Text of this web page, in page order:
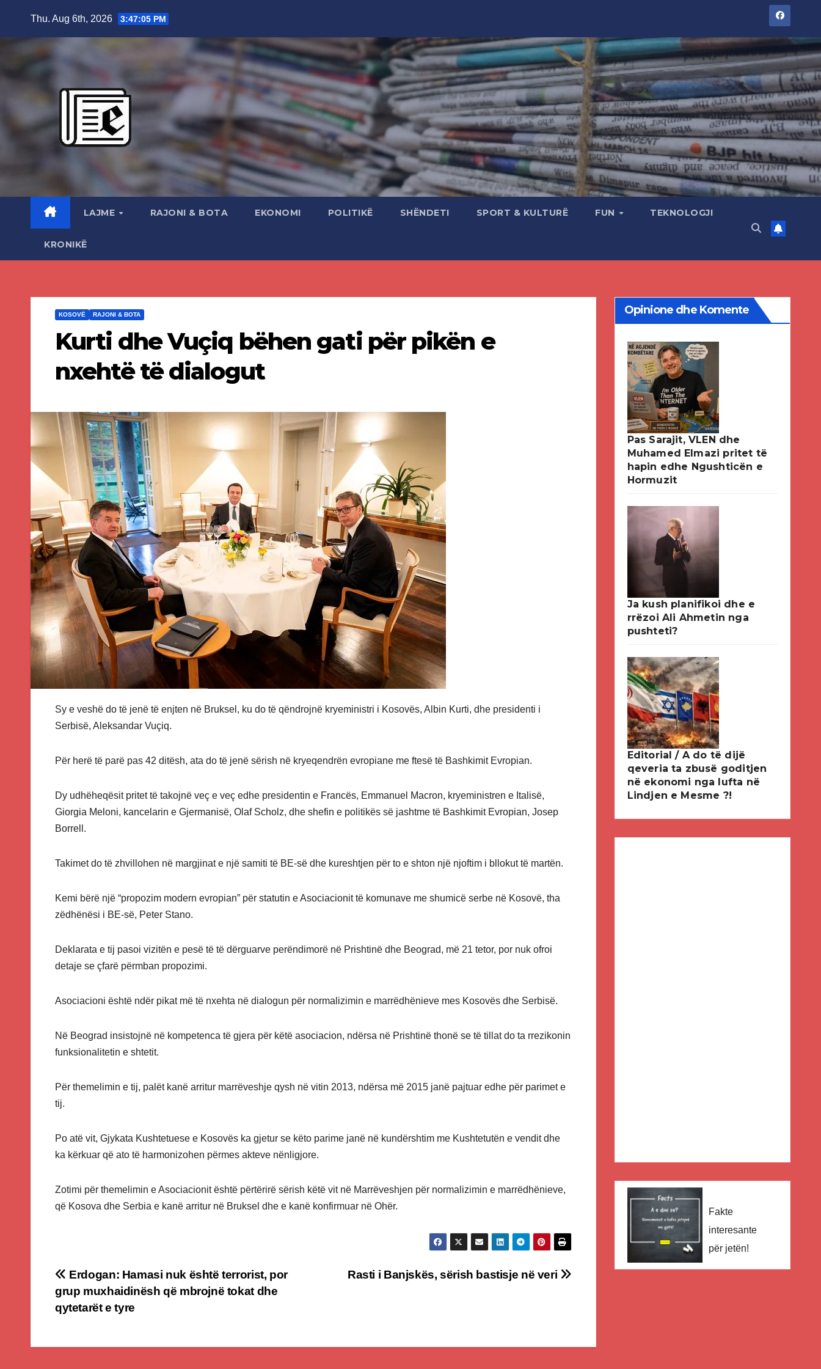
Thu. Aug 6th, 2026 3:47:06 PM
LAJME RAJONI & BOTA EKONOMI POLITIKË SHËNDETI SPORT & KULTURË FUN TEKNOLOGJI
KRONIKË
KOSOVË RAJONI & BOTA
Kurti dhe Vuçiq bëhen gati për pikën e
nxehtë të dialogut
Sy e veshë do të jenë të enjten në Bruksel, ku do të qëndrojnë kryeministri i Kosovës, Albin Kurti, dhe presidenti i
Serbisë, Aleksandar Vuçiq.
Për herë të parë pas 42 ditësh, ata do të jenë sërish në kryeqendrën evropiane me ftesë të Bashkimit Evropian.
Dy udhëheqësit pritet të takojnë veç e veç edhe presidentin e Francës, Emmanuel Macron, kryeministren e Italisë,
Giorgia Meloni, kancelarin e Gjermanisë, Olaf Scholz, dhe shefin e politikës së jashtme të Bashkimit Evropian, Josep
Borrell.
Takimet do të zhvillohen në margjinat e një samiti të BE-së dhe kureshtjen për to e shton një njoftim i bllokut të martën.
Kemi bërë një “propozim modern evropian” për statutin e Asociacionit të komunave me shumicë serbe në Kosovë, tha
zëdhënësi i BE-së, Peter Stano.
Deklarata e tij pasoi vizitën e pesë të të dërguarve perëndimorë në Prishtinë dhe Beograd, më 21 tetor, por nuk ofroi
detaje se çfarë përmban propozimi.
Asociacioni është ndër pikat më të nxehta në dialogun për normalizimin e marrëdhënieve mes Kosovës dhe Serbisë.
Në Beograd insistojnë në kompetenca të gjera për këtë asociacion, ndërsa në Prishtinë thonë se të tillat do ta rrezikonin
funksionalitetin e shtetit.
Për themelimin e tij, palët kanë arritur marrëveshje qysh në vitin 2013, ndërsa më 2015 janë pajtuar edhe për parimet e
tij.
Po atë vit, Gjykata Kushtetuese e Kosovës ka gjetur se këto parime janë në kundërshtim me Kushtetutën e vendit dhe
ka kërkuar që ato të harmonizohen përmes akteve nënligjore.
Zotimi për themelimin e Asociacionit është përtërirë sërish këtë vit në Marrëveshjen për normalizimin e marrëdhënieve,
që Kosova dhe Serbia e kanë arritur në Bruksel dhe e kanë konfirmuar në Ohër.
Post
navigation
Rasti i Banjskës, sërish bastisje në veri
Erdogan: Hamasi nuk është terrorist, por
grup muxhaidinësh që mbrojnë tokat dhe
qytetarët e tyre
Opinione dhe Komente
Pas Sarajit, VLEN dhe
Muhamed Elmazi pritet të
hapin edhe Ngushticën e
Hormuzit
Ja kush planifikoi dhe e
rrëzoi Ali Ahmetin nga
pushteti?
Editorial / A do të dijë
qeveria ta zbusë goditjen
në ekonomi nga lufta në
Lindjen e Mesme ?!
Fakte
interesante
për jetën!